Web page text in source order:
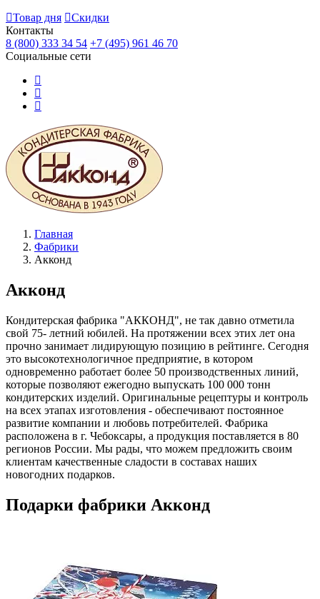
Товар дня
Скидки
Контакты
8 (800) 333 34 54 +7 (495) 961 46 70
Социальные сети
Главная
Фабрики
Акконд
Акконд
Кондитерская фабрика "АККОНД", не так давно отметила
свой 75- летний юбилей. На протяжении всех этих лет она
прочно занимает лидирующую позицию в рейтинге. Сегодня
это высокотехнологичное предприятие, в котором
одновременно работает более 50 производственных линий,
которые позволяют ежегодно выпускать 100 000 тонн
кондитерских изделий. Оригинальные рецептуры и контроль
на всех этапах изготовления - обеспечивают постоянное
развитие компании и любовь потребителей. Фабрика
расположена в г. Чебоксары, а продукция поставляется в 80
регионов России. Мы рады, что можем предложить своим
клиентам качественные сладости в составах наших
новогодних подарков.
Подарки фабрики Акконд